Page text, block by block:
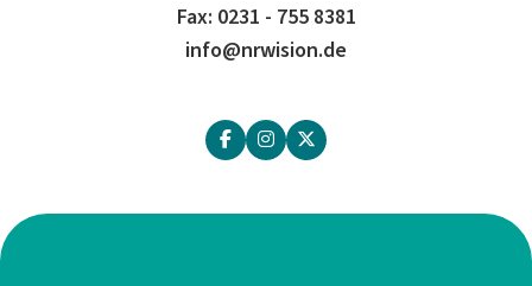
Fax: 0231 - 755 8381
info@nrwision.de